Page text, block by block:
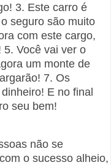
3. Este carro é
seguro são muito
com este cargo,
Você vai ver o
um monte de
7. Os
E no final
seu bem!
não se
o sucesso alheio,